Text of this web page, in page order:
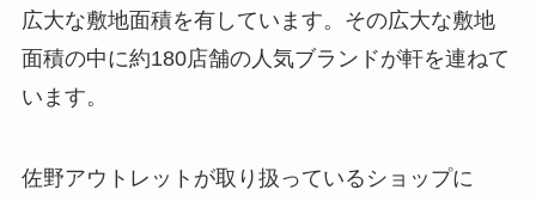
広大な敷地面積を有しています。その広大な敷地
面積の中に約180店舗の人気ブランドが軒を連ねて
います。
佐野アウトレットが取り扱っているショップに